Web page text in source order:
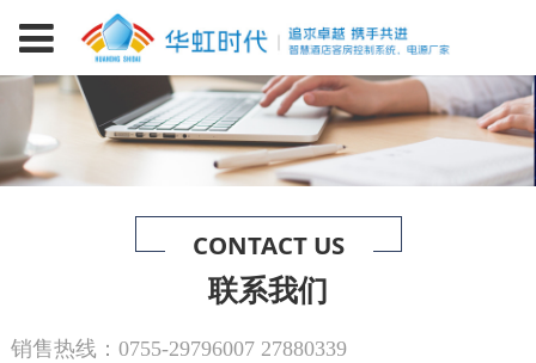
CONTACT US
联系我们
销售热线：0755-29796007 27880339